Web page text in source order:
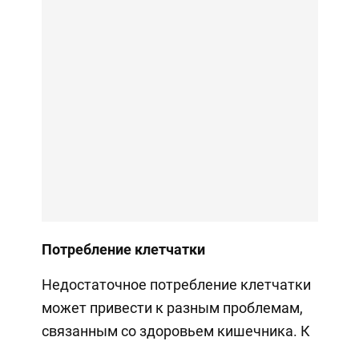
Потребление клетчатки
Недостаточное потребление клетчатки
может привести к разным проблемам,
связанным со здоровьем кишечника. К